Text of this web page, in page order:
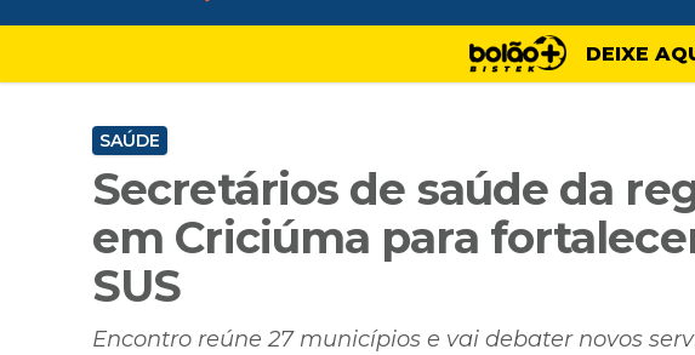
DEIXE
SAÚDE
Secretários de saúde da
em Criciúma para
SUS
Encontro reúne 27 municípios e vai debater novos